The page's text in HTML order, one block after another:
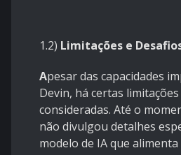
1.2) Limitações e
Apesar das capacidades
Devin, há certas
consideradas. Até o
não divulgou detalhes
modelo de IA que